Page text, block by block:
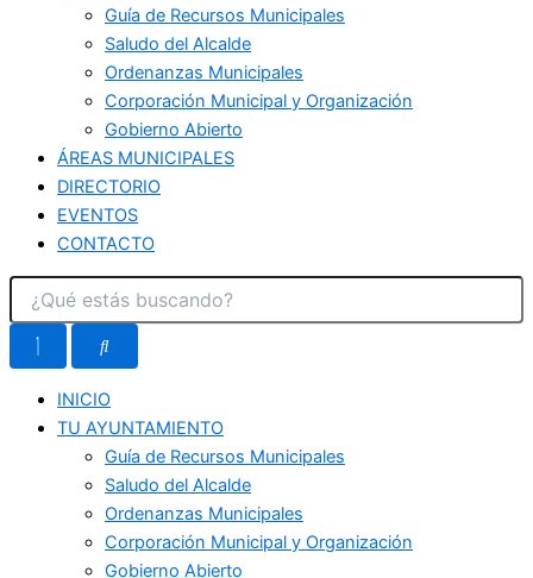
Guía de Recursos Municipales
Saludo del Alcalde
Ordenanzas Municipales
Corporación Municipal y Organización
Gobierno Abierto
ÁREAS MUNICIPALES
DIRECTORIO
EVENTOS
CONTACTO
INICIO
TU AYUNTAMIENTO
Guía de Recursos Municipales
Saludo del Alcalde
Ordenanzas Municipales
Corporación Municipal y Organización
Gobierno Abierto